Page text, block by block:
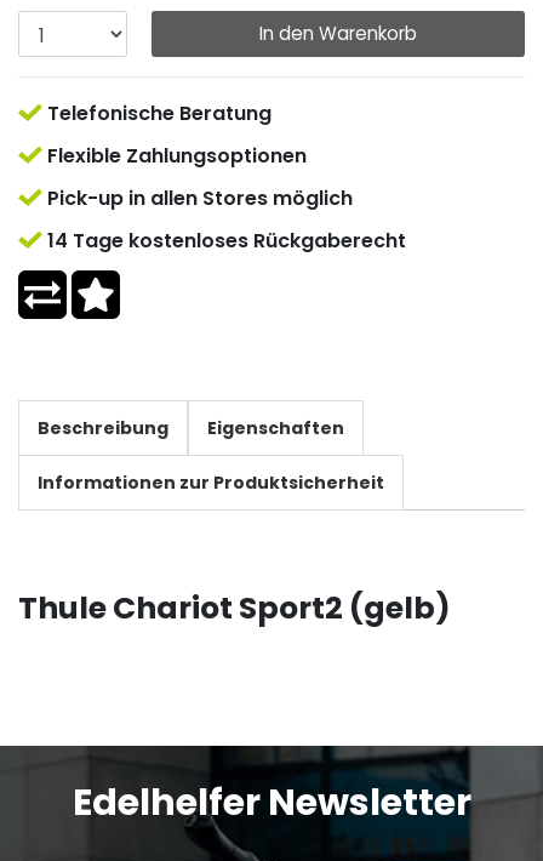
In den Warenkorb
Telefonische Beratung
Flexible Zahlungsoptionen
Pick-up in allen Stores möglich
14 Tage kostenloses Rückgaberecht
Beschreibung Eigenschaften
Informationen zur Produktsicherheit
Thule Chariot Sport2 (gelb)
Edelhelfer Newsletter